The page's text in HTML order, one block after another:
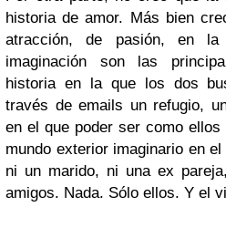
historia de amor. Más bien
atracción, de pasión, en
imaginación son las
historia en la que los dos
través de emails un refugio,
en el que poder ser como
mundo exterior imaginario en
ni un marido, ni una ex
amigos. Nada. Sólo ellos. Y el